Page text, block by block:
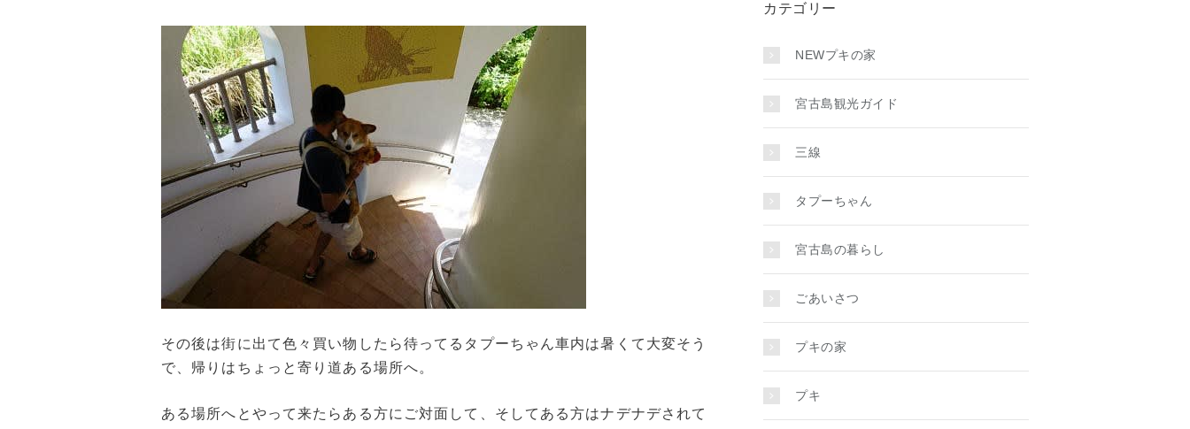
その後は街に出て色々買い物したら待ってるタプーちゃん車内は暑くて大変そう
で、帰りはちょっと寄り道ある場所へ。
ある場所へとやって来たらある方にご対面して、そしてある方はナデナデされて
カテゴリー
NEWプキの家
宮古島観光ガイド
三線
タプーちゃん
宮古島の暮らし
ごあいさつ
プキの家
プキ